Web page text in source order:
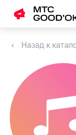
Назад к